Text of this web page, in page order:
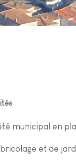
municipal en
et de